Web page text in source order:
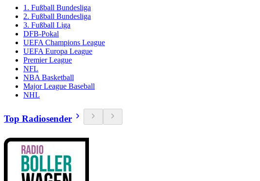
1. Fußball Bundesliga
2. Fußball Bundesliga
3. Fußball Liga
DFB-Pokal
UEFA Champions League
UEFA Europa League
Premier League
NFL
NBA Basketball
Major League Baseball
NHL
Top Radiosender